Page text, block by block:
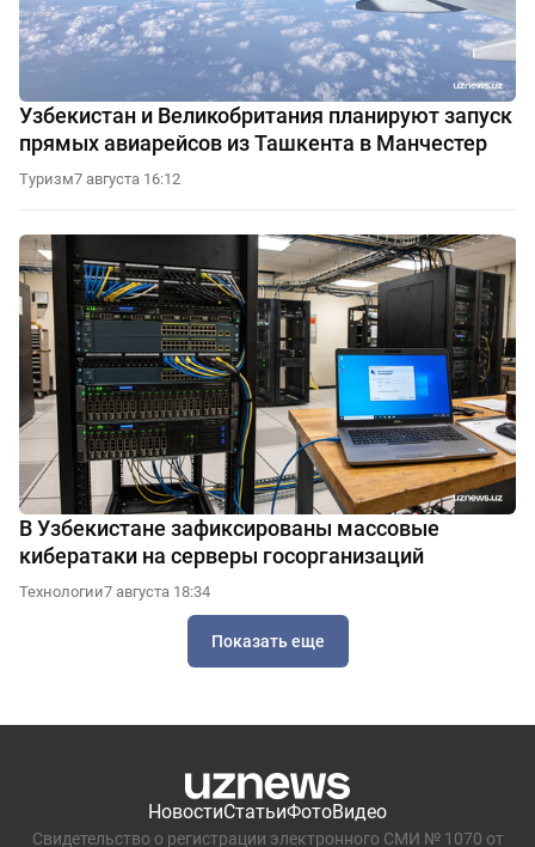
Узбекистан и Великобритания планируют запуск
прямых авиарейсов из Ташкента в Манчестер
Туризм7 августа 16:12
В Узбекистане зафиксированы массовые
кибератаки на серверы госорганизаций
Технологии7 августа 18:34
Показать еще
НовостиСтатьиФотоВидео
Свидетельство о регистрации электронного СМИ № 1070 от